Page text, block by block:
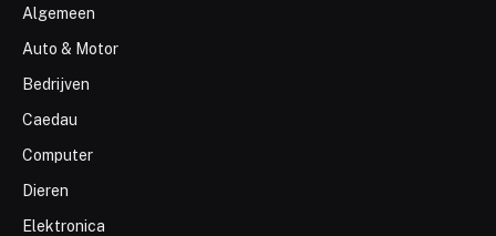
Algemeen
Auto & Motor
Bedrijven
Caedau
Computer
Dieren
Elektronica